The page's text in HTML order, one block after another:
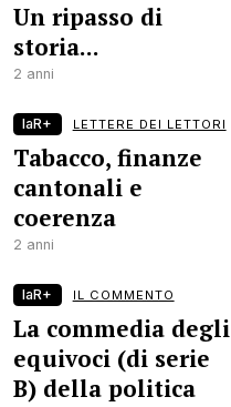
Un ripasso di
storia...
2 anni
laR+ LETTERE DEI LETTORI
Tabacco, finanze
cantonali e
coerenza
2 anni
laR+ IL COMMENTO
La commedia degli
equivoci (di serie
B) della politica